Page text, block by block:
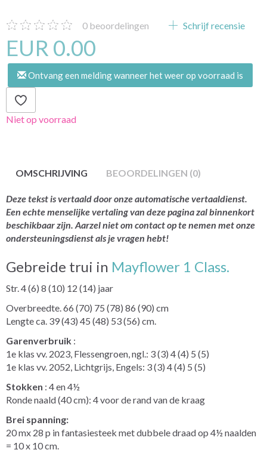
0 beoordelingen Schrijf recensie
EUR 0.00
Ontvang een melding wanneer het weer op voorraad is
Niet op voorraad
OMSCHRIJVING BEOORDELINGEN (0)
Deze tekst is vertaald door onze automatische vertaaldienst.
Een echte menselijke vertaling van deze pagina zal binnenkort
beschikbaar zijn. Aarzel niet om contact op te nemen met onze
ondersteuningsdienst als je vragen hebt!
Gebreide trui in Mayflower 1 Class.
Str. 4 (6) 8 (10) 12 (14) jaar
Overbreedte. 66 (70) 75 (78) 86 (90) cm
Lengte ca. 39 (43) 45 (48) 53 (56) cm.
Garenverbruik :
1e klas vv. 2023, Flessengroen, ngl.: 3 (3) 4 (4) 5 (5)
1e klas vv. 2052, Lichtgrijs, Engels: 3 (3) 4 (4) 5 (5)
Stokken : 4 en 4½
Ronde naald (40 cm): 4 voor de rand van de kraag
Brei spanning:
20 mx 28 p in fantasiesteek met dubbele draad op 4½ naalden
= 10 x 10 cm.